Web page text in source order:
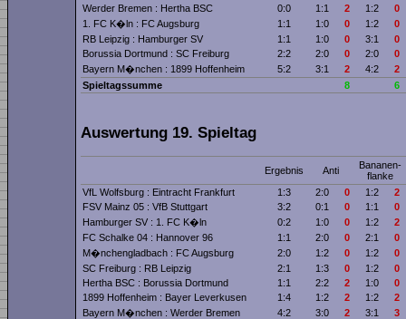
Werder Bremen : Hertha BSC
0:0 1:1 2 1:2
0
1. FC K�ln : FC Augsburg
1:1 1:0 0 1:2
0
RB Leipzig : Hamburger SV
1:1 1:0 0 3:1
0
Borussia Dortmund : SC Freiburg
2:2 2:0 0 2:0
0
Bayern M�nchen : 1899 Hoffenheim
5:2 3:1 2 4:2
2
Spieltagssumme
8 6
Auswertung 19. Spieltag
Ergebnis Anti
Bananen­
flanke
VfL Wolfsburg : Eintracht Frankfurt
1:3 2:0 0 1:2
2
FSV Mainz 05 : VfB Stuttgart
3:2 0:1 0 1:1
0
Hamburger SV : 1. FC K�ln
0:2 1:0 0 1:2
2
FC Schalke 04 : Hannover 96
1:1 2:0 0 2:1
0
M�nchengladbach : FC Augsburg
2:0 1:2 0 1:2
0
SC Freiburg : RB Leipzig
2:1 1:3 0 1:2
0
Hertha BSC : Borussia Dortmund
1:1 2:2 2 1:0
0
1899 Hoffenheim : Bayer Leverkusen
1:4 1:2 2 1:2
2
Bayern M�nchen : Werder Bremen
4:2 3:0 2 3:1
3